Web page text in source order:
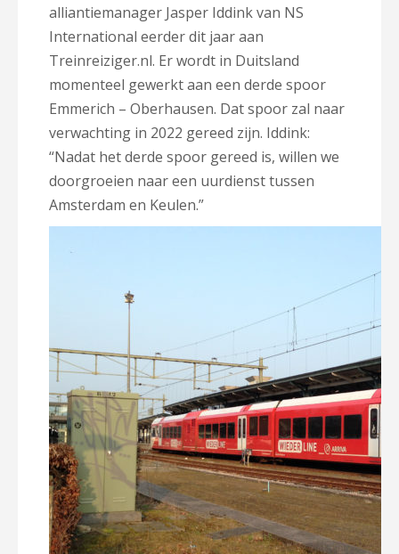
alliantiemanager Jasper Iddink van NS
International eerder dit jaar aan
Treinreiziger.nl. Er wordt in Duitsland
momenteel gewerkt aan een derde spoor
Emmerich – Oberhausen. Dat spoor zal naar
verwachting in 2022 gereed zijn. Iddink:
“Nadat het derde spoor gereed is, willen we
doorgroeien naar een uurdienst tussen
Amsterdam en Keulen.”